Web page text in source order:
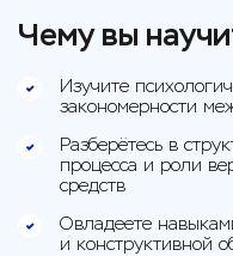
Чему вы
Изучите
закономерности
Разберётесь в
процесса и роли
средств
Овладеете
и конструктивной